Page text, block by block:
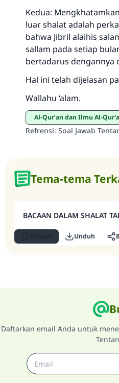
Kedua:
luar shalat adalah
bahwa Jibril alaihis
sallam pada setiap
bertadarus dengannya
Hal ini telah dijelasan
Wallahu ‘alam.
Al-Qur’an dan Ilmu Al-
Refrensi: Soal Jawab
Tema-tema
BACAAN DALAM SHALAT
Unduh
Daftarkan email Anda untuk